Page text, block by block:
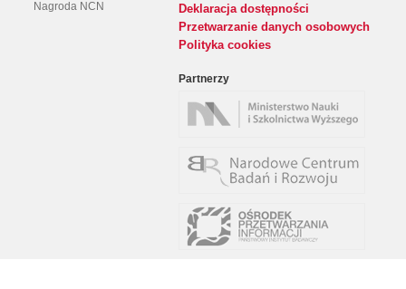
Nagroda NCN
Deklaracja dostępności
Przetwarzanie danych osobowych
Polityka cookies
Partnerzy